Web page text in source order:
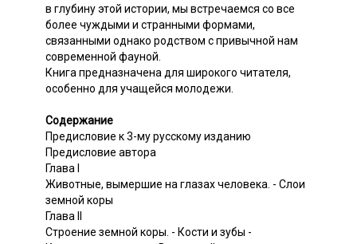
в глубину этой истории, мы встречаемся со все
более чуждыми и странными формами,
связанными однако родством с привычной нам
современной фауной.
Книга предназначена для широкого читателя,
особенно для учащейся молодежи.
Содержание
Предисловие к 3-му русскому изданию
Предисловие автора
Глава I
Животные, вымершие на глазах человека. - Слои
земной коры
Глава II
Строение земной коры. - Кости и зубы -